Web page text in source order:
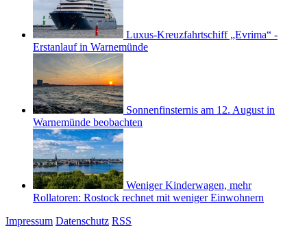
Luxus-Kreuzfahrtschiff „Evrima“ -
Erstanlauf in Warnemünde
Sonnenfinsternis am 12. August in
Warnemünde beobachten
Weniger Kinderwagen, mehr
Rollatoren: Rostock rechnet mit weniger Einwohnern
Impressum Datenschutz RSS